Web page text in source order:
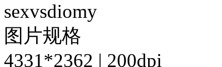
sexvsdiomy
图片规格
4331*2362 | 200dpi